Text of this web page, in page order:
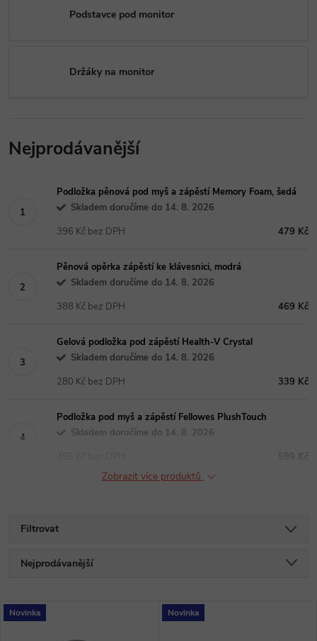
Podstavce pod monitor
Držáky na monitor
Nejprodávanější
Podložka pěnová pod myš a zápěstí Memory Foam, šedá
Skladem doručíme do 14. 8. 2026
479 Kč
396 Kč bez DPH
Pěnová opěrka zápěstí ke klávesnici, modrá
Skladem doručíme do 14. 8. 2026
469 Kč
388 Kč bez DPH
Gelová podložka pod zápěstí Health-V Crystal
Skladem doručíme do 14. 8. 2026
339 Kč
280 Kč bez DPH
Podložka pod myš a zápěstí Fellowes PlushTouch
Skladem doručíme do 14. 8. 2026
Zobrazit více produktů
Filtrovat
Ř
a
Nejprodávanější
Nejdražší
V
Novinka Novinka